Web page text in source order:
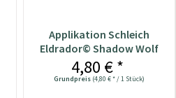
Applikation Schleich
Eldrador© Shadow Wolf
4,80 € *
Grundpreis (4,80 € * / 1 Stück)